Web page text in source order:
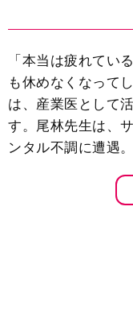
「本当は疲れてい
も休めなくなって
は、産業医として
す。尾林先生は、
ンタル不調に遭遇